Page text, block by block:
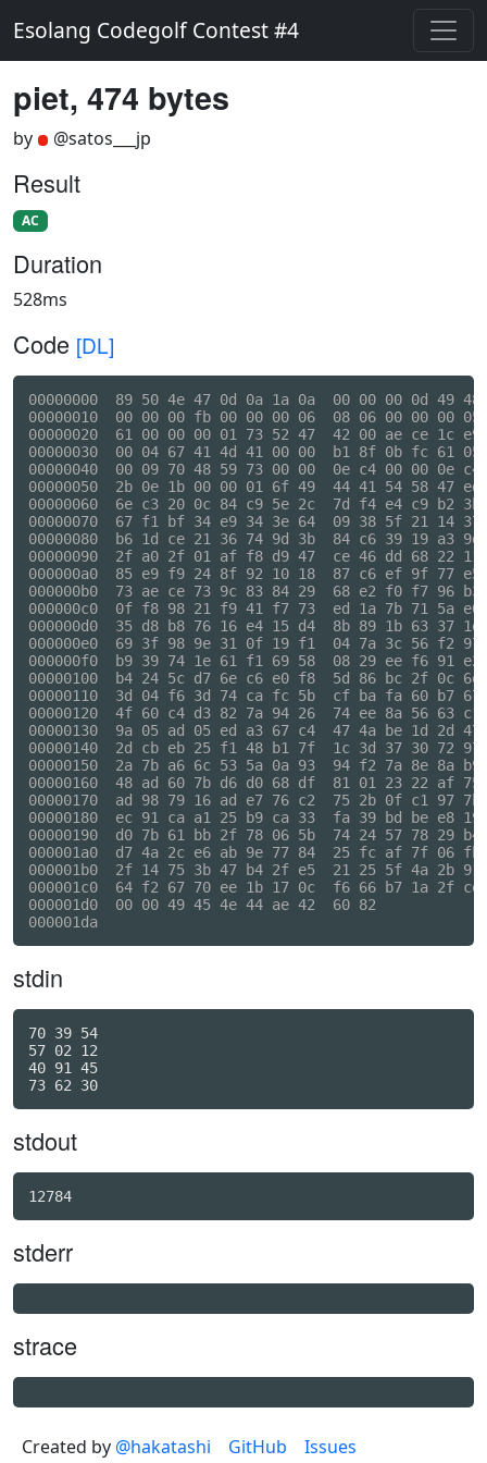
Esolang Codegolf Contest #4
piet, 474 bytes
by @satos___jp
Result
AC
Duration
528ms
Code [DL]
00000000  89 50 4e 47 0d 0a 1a 0a  00 00 00 0d 49
00000010  00 00 00 fb 00 00 00 06  08 06 00 00
00000020  61 00 00 00 01 73 52 47  42 00 ae ce
00000030  00 04 67 41 4d 41 00 00  b1 8f 0b fc 61
00000040  00 09 70 48 59 73 00 00  0e c4 00 00
00000050  2b 0e 1b 00 00 01 6f 49  44 41 54 58 47
00000060  6e c3 20 0c 84 c9 5e 2c  7d f4 e4 c9
00000070  67 f1 bf 34 e9 34 3e 64  09 38 5f 21 14
00000080  b6 1d ce 21 36 74 9d 3b  84 c6 39 19
00000090  2f a0 2f 01 af f8 d9 47  ce 46 dd 68
000000a0  85 e9 f9 24 8f 92 10 18  87 c6 ef 9f
000000b0  73 ae ce 73 9c 83 84 29  68 e2 f0 f7
000000c0  0f f8 98 21 f9 41 f7 73  ed 1a 7b 71
000000d0  35 d8 b8 76 16 e4 15 d4  8b 89 1b 63 37
000000e0  69 3f 98 9e 31 0f 19 f1  04 7a 3c 56 f2
000000f0  b9 39 74 1e 61 f1 69 58  08 29 ee f6
00000100  b4 24 5c d7 6e c6 e0 f8  5d 86 bc 2f
00000110  3d 04 f6 3d 74 ca fc 5b  cf ba fa 60
00000120  4f 60 c4 d3 82 7a 94 26  74 ee 8a 56 63
00000130  9a 05 ad 05 ed a3 67 c4  47 4a be 1d
00000140  2d cb eb 25 f1 48 b1 7f  1c 3d 37 30 72
00000150  2a 7b a6 6c 53 5a 0a 93  94 f2 7a 8e
00000160  48 ad 60 7b d6 d0 68 df  81 01 23 22 af
00000170  ad 98 79 16 ad e7 76 c2  75 2b 0f c1
00000180  ec 91 ca a1 25 b9 ca 33  fa 39 bd be
00000190  d0 7b 61 bb 2f 78 06 5b  74 24 57 78
000001a0  d7 4a 2c e6 ab 9e 77 84  25 fc af 7f
000001b0  2f 14 75 3b 47 b4 2f e5  21 25 5f 4a 2b
000001c0  64 f2 67 70 ee 1b 17 0c  f6 66 b7 1a
000001d0  00 00 49 45 4e 44 ae 42  60 82
stdin
70 39 54
57 02 12
40 91 45
stdout
12784
stderr
strace
Created by @hakatashi GitHub Issues